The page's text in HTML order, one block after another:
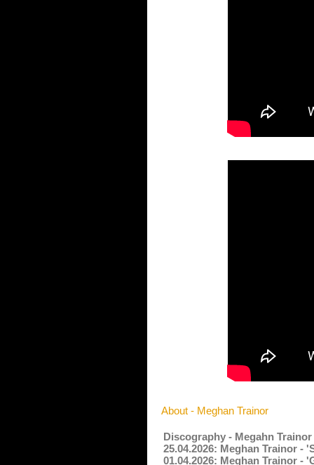
About - Meghan Trainor
Discography - Megahn Trainor
25.04.2026: Meghan Trainor -
01.04.2026: Meghan Trainor -